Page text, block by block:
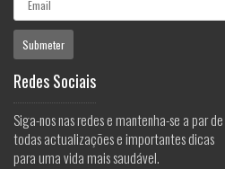
Redes Sociais
Siga-nos nas redes e mantenha-se a par de
todas actualizações e importantes dicas
para uma vida mais saudável.